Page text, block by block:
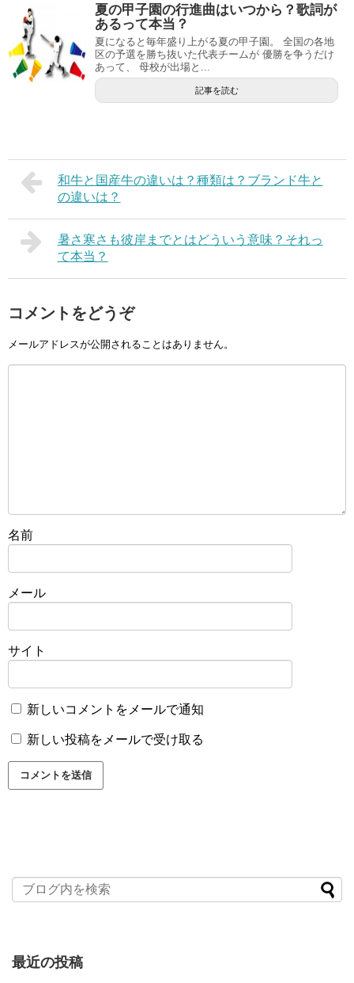
夏の甲子園の行進曲はいつから？歌詞が
あるって本当？
夏になると毎年盛り上がる夏の甲子園。 全国の各地
区の予選を勝ち抜いた代表チームが 優勝を争うだけ
あって、 母校が出場と...
記事を読む
和牛と国産牛の違いは？種類は？ブランド牛と
の違いは？
暑さ寒さも彼岸までとはどういう意味？それっ
て本当？
コメントをどうぞ
メールアドレスが公開されることはありません。
名前
メール
サイト
新しいコメントをメールで通知
新しい投稿をメールで受け取る
最近の投稿